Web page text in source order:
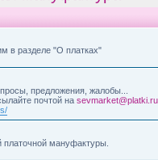
в разделе "О платках"
предложения, жалобы...
почтой на sevmarket@platki.ru
мануфактуры.